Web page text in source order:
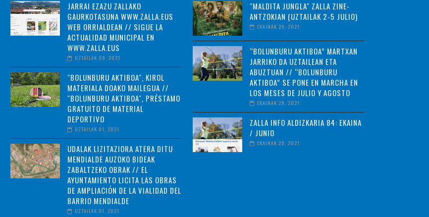
JARRAI EZAZU ZALLAKO
GAURKOTASUNA WWW.ZALLA.EUS
WEB ORRIALDEAN // SIGUE LA
ACTUALIDAD MUNICIPAL EN
WWW.ZALLA.EUS
UZTAILAK 09, 2021
"BOLUNBURU AKTIBOA", KIROL
MATERIALA DOAKO MAILEGUA //
"BOLUNBURU AKTIBOA", PRÉSTAMO
GRATUITO DE MATERIAL
DEPORTIVO
UZTAILAK 01, 2021
UDALAK LIZITAZIORA ATERA DITU
MENDIALDE AUZOKO BIDEAK
ZABALTZEKO OBRAK // EL
AYUNTAMIENTO LICITA LAS OBRAS
DE AMPLIACIÓN DE LA VIALIDAD DEL
BARRIO MENDIALDE
UZTAILAK 01, 2021
"MALDITA JUNGLA" ZALLA ZINE-
ANTZOKIAN (UZTAILAK 2-5 JULIO)
EKAINAK 29, 2021
“BOLUNBURU AKTIBOA” MARTXAN
JARRIKO DA UZTAILEAN ETA
ABUZTUAN // “BOLUNBURU
AKTIBOA” SE PONE EN MARCHA EN
LOS MESES DE JULIO Y AGOSTO
EKAINAK 28, 2021
ZALLA INFO ALDIZKARIA 84: EKAINA
/ JUNIO
EKAINAK 28, 2021